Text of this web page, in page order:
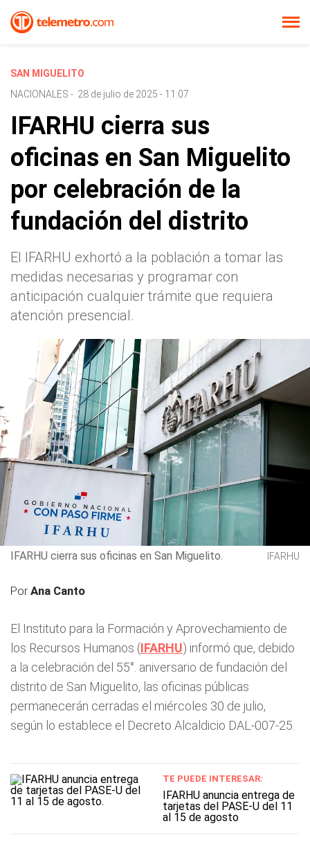
SAN MIGUELITO
NACIONALES - 28 de julio de 2025 - 11:07
IFARHU cierra sus
oficinas en San Miguelito
por celebración de la
fundación del distrito
El IFARHU exhortó a la población a tomar las
medidas necesarias y programar con
anticipación cualquier trámite que requiera
atención presencial.
IFARHU cierra sus oficinas en San Miguelito. IFARHU
PorAna Canto
El Instituto para la Formación y Aprovechamiento de
los Recursos Humanos (IFARHU) informó que, debido
a la celebración del 55°. aniversario de fundación del
distrito de San Miguelito, las oficinas públicas
permanecerán cerradas el miércoles 30 de julio,
según lo establece el Decreto Alcaldicio DAL-007-25.
TE PUEDE INTERESAR:
IFARHU anuncia entrega de
tarjetas del PASE-U del 11
al 15 de agosto